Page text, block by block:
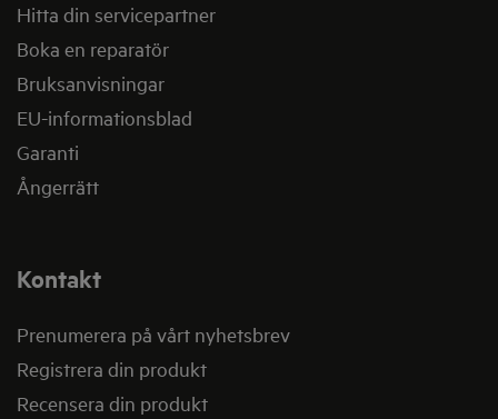
Hitta din servicepartner
Boka en reparatör
Bruksanvisningar
EU-informationsblad
Garanti
Ångerrätt
Kontakt
Prenumerera på vårt nyhetsbrev
Registrera din produkt
Recensera din produkt